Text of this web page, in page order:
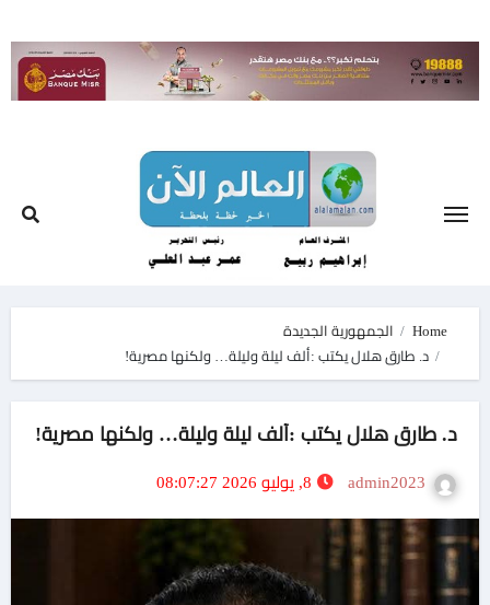
to
content
Home
الجمهورية الجديدة
د. طارق هلال يكتب :ألف ليلة وليلة… ولكنها مصرية!
د. طارق هلال يكتب :ألف ليلة وليلة… ولكنها مصرية!
admin2023